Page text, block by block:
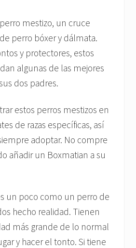
mestizo, un cruce
perro bóxer y dálmata.
y protectores, estos
algunas de las mejores
dos padres.
estos perros mestizos en
de razas específicas, así
adoptar. No compre
añadir un Boxmatian a su
un poco como un perro de
hecho realidad. Tienen
más grande de lo normal
y hacer el tonto. Si tiene